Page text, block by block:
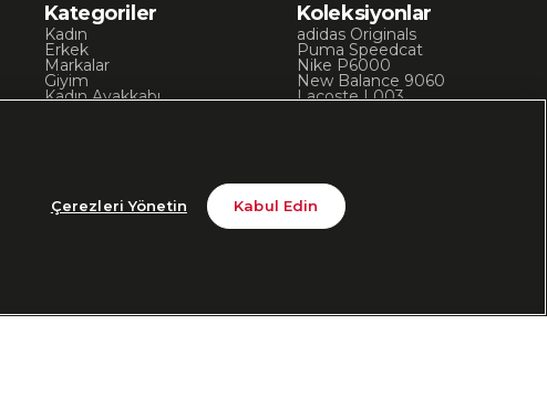
Kategoriler
Kadın
Erkek
Markalar
Giyim
Kadın Ayakkabı
Koleksiyonlar
adidas Originals
Puma Speedcat
Nike P6000
New Balance 9060
Lacoste L003
Çerezleri Yönetin Kabul Edin